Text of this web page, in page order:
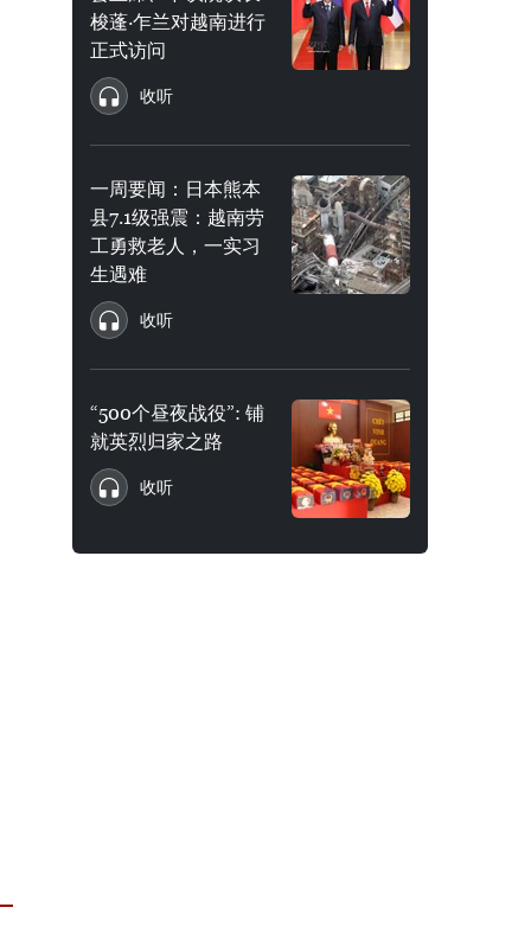
梭蓬·乍兰对越南进行
正式访问
收听
一周要闻：日本熊本
县7.1级强震：越南劳
工勇救老人，一实习
生遇难
收听
“500个昼夜战役”: 铺
就英烈归家之路
收听